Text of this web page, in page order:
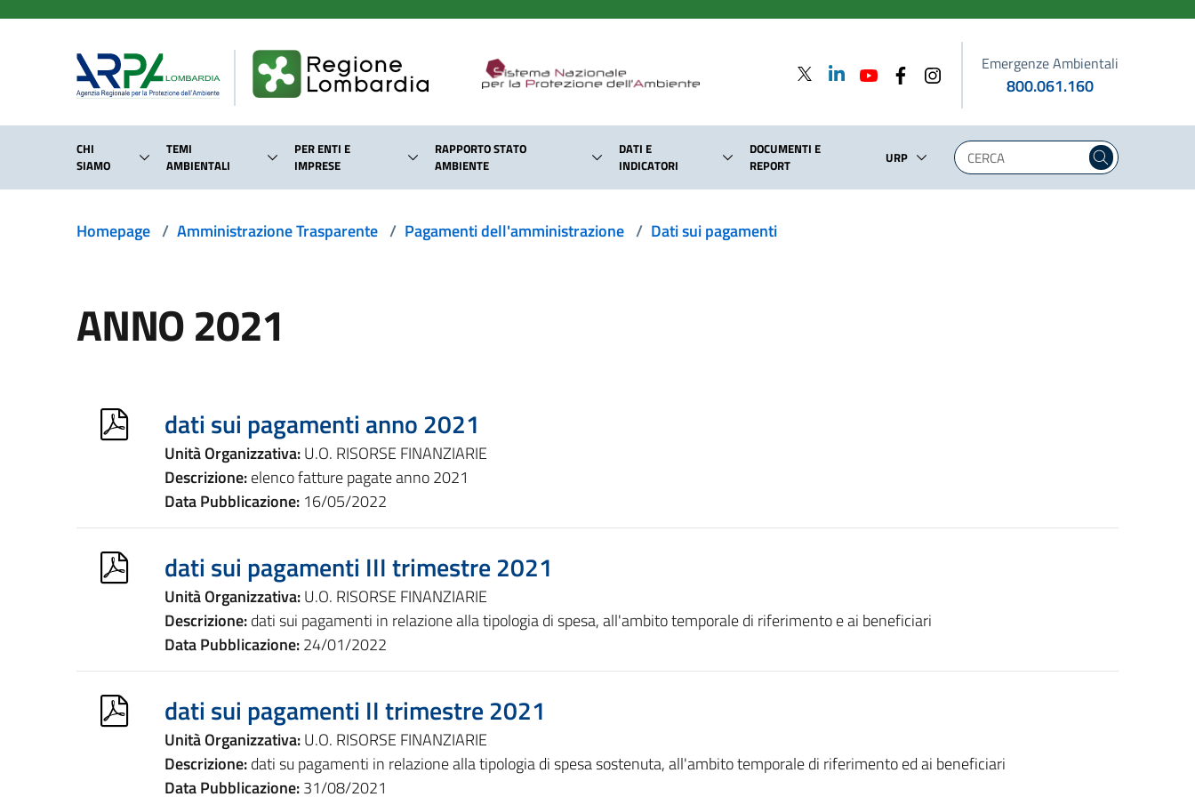
Emergenze Ambientali
800.061.160
CHI
SIAMO
TEMI
AMBIENTALI
PER ENTI E
IMPRESE
RAPPORTO STATO
AMBIENTE
DATI E
INDICATORI
DOCUMENTI E
REPORT
URP
Homepage / Amministrazione Trasparente / Pagamenti dell'amministrazione / Dati sui pagamenti
ANNO 2021
dati sui pagamenti anno 2021
Unità Organizzativa:U.O. RISORSE FINANZIARIE
Descrizione:elenco fatture pagate anno 2021
Data Pubblicazione: 16/05/2022
dati sui pagamenti III trimestre 2021
Unità Organizzativa:U.O. RISORSE FINANZIARIE
Descrizione:dati sui pagamenti in relazione alla tipologia di spesa, all'ambito temporale di riferimento e ai beneficiari
Data Pubblicazione:24/01/2022
dati sui pagamenti II trimestre 2021
Unità Organizzativa:U.O. RISORSE FINANZIARIE
Descrizione:dati su pagamenti in relazione alla tipologia di spesa sostenuta, all'ambito temporale di riferimento ed ai beneficiari
Data Pubblicazione:31/08/2021